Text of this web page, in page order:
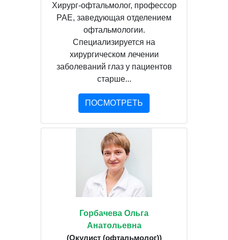
Хирург-офтальмолог, профессор
РАЕ, заведующая отделением
офтальмологии.
Специализируется на
хирургическом лечении
заболеваний глаз у пациентов
старше...
ПОСМОТРЕТЬ
Горбачева Ольга
Анатольевна
(Окулист (офтальмолог))